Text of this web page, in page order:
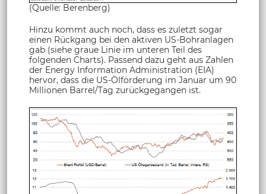
(Quelle: Berenberg)
Hinzu kommt auch noch, dass es zuletzt sogar
einen Rückgang bei den aktiven US-Bohranlagen
gab (siehe graue Linie im unteren Teil des
folgenden Charts). Passend dazu geht aus Zahlen
der Energy Information Administration (EIA)
hervor, dass die US-Ölförderung im Januar um 90
Millionen Barrel/Tag zurückgegangen ist.